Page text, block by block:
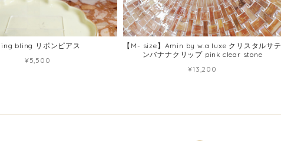
bling リボンピアス
¥5,500
【M- size】Amin by w.a luxe クリスタルサテ
ンバナナクリップ pink clear stone
¥13,200